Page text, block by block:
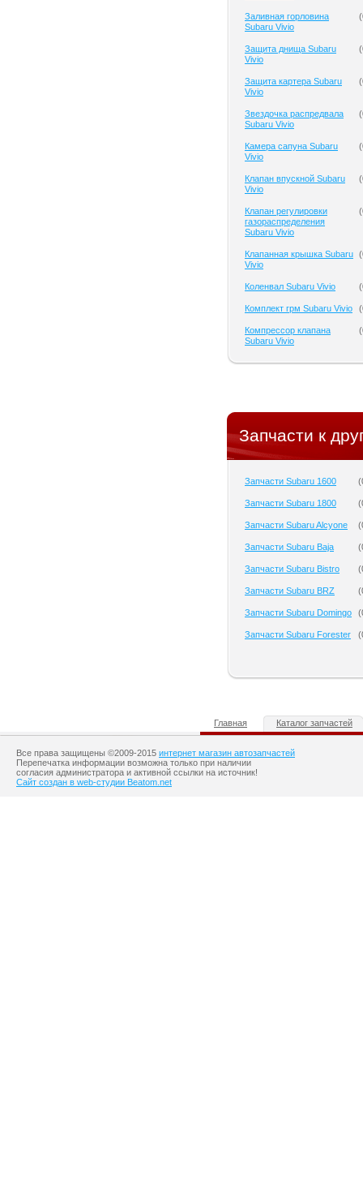
Заливная горловина
Subaru Vivio
(
Защита днища Subaru
Vivio
(
Защита картера Subaru
Vivio
(
Звездочка распредвала
Subaru Vivio
(
Камера сапуна Subaru
Vivio
(
Клапан впускной Subaru
Vivio
(
Клапан регулировки
газораспределения
Subaru Vivio
(
Клапанная крышка Subaru
Vivio
(
Коленвал Subaru Vivio (
Комплект грм Subaru Vivio (
Компрессор клапана
Subaru Vivio
(
Запчасти к
Запчасти Subaru 1600 (
Запчасти Subaru 1800 (
Запчасти Subaru Alcyone (
Запчасти Subaru Baja (
Запчасти Subaru Bistro (
Запчасти Subaru BRZ (
Запчасти Subaru Domingo (
Запчасти Subaru Forester (
Главная Каталог запчастей
Все права защищены ©2009-2015 интернет магазин автозапчастей
Перепечатка информации возможна только при наличии
согласия администратора и активной ссылки на источник!
Сайт создан в web-студии Beatom.net